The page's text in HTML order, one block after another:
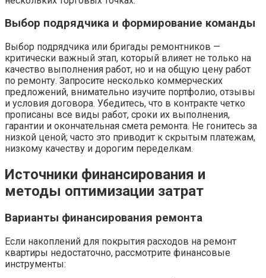
Выбор подрядчика и формирование команды
Выбор подрядчика или бригады ремонтников —
критически важный этап, который влияет не только на
качество выполнения работ, но и на общую цену работ
по ремонту. Запросите несколько коммерческих
предложений, внимательно изучите портфолио, отзывы
и условия договора. Убедитесь, что в контракте четко
прописаны все виды работ, сроки их выполнения,
гарантии и окончательная смета ремонта. Не гонитесь за
низкой ценой; часто это приводит к скрытым платежам,
низкому качеству и дорогим переделкам.
Источники финансирования и
методы оптимизации затрат
Варианты финансирования ремонта
Если накоплений для покрытия расходов на ремонт
квартиры недостаточно, рассмотрите финансовые
инструменты: